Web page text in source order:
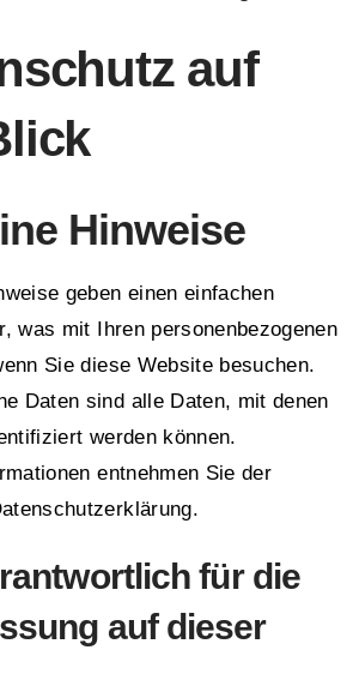
auf
Hinweise
geben einen einfachen
was mit Ihren personenbezogenen
Sie diese Website besuchen.
Daten sind alle Daten, mit denen
werden können.
entnehmen Sie der
für die
auf dieser